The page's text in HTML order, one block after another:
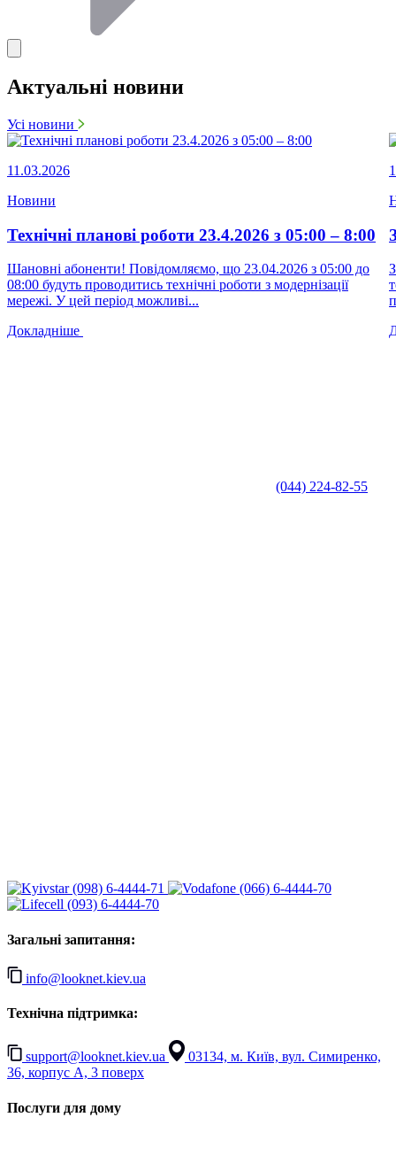
Актуальні новини
Усі новини
11.03.2026
Новини
Технічні планові роботи 23.4.2026 з 05:00 – 8:00
Шановні абоненти! Повідомляємо, що 23.04.2026 з 05:00 до
08:00 будуть проводитись технічні роботи з модернізації
мережі. У цей період можливі...
Докладніше
(044) 224-82-55
(098) 6-4444-71
(066) 6-4444-70
(093) 6-4444-70
Загальні запитання:
info@looknet.kiev.ua
Технічна підтримка:
support@looknet.kiev.ua
03134, м. Київ, вул. Симиренко,
36, корпус А, 3 поверх
Послуги для дому